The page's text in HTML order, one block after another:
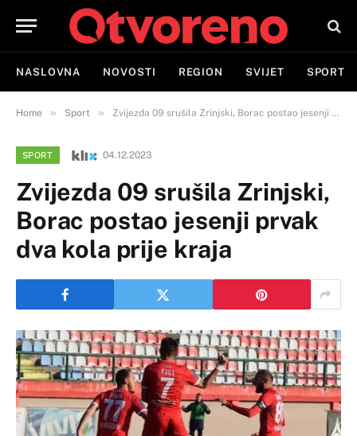
NASLOVNA NOVOSTI REGION SVIJET SPORT
Home » Sport » Zvijezda 09 srušila Zrinjski, Borac postao jesenji prvak dva kola prije kraja
SPORT 04.12.2023
Zvijezda 09 srušila Zrinjski,
Borac postao jesenji prvak
dva kola prije kraja